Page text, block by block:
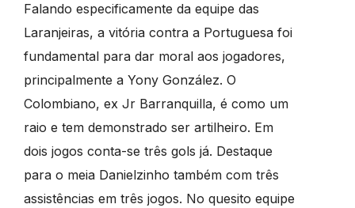
Falando especificamente da equipe das
Laranjeiras, a vitória contra a Portuguesa foi
fundamental para dar moral aos jogadores,
principalmente a Yony González. O
Colombiano, ex Jr Barranquilla, é como um
raio e tem demonstrado ser artilheiro. Em
dois jogos conta-se três gols já. Destaque
para o meia Danielzinho também com três
assistências em três jogos. No quesito equipe